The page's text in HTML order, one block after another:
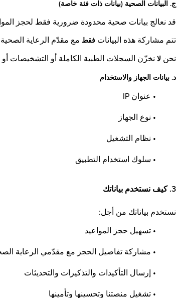
ج. البيانات الصحية (بيانات ذات فئة خاصة)
قد نعالج بيانات صحية محدودة ضرورية فقط لحجز
تتم مشاركة هذه البيانات فقط مع مقدّم الرعاية
نحن لا نخزّن السجلات الطبية الكاملة أو التشخيصات أو
د. بيانات الجهاز والاستخدام
• عنوان IP
• نوع الجهاز
• نظام التشغيل
• سلوك استخدام التطبيق
3. كيف نستخدم بياناتك
نستخدم بياناتك من أجل:
• تسهيل حجز المواعيد
• مشاركة تفاصيل الحجز مع مقدّمي الرعاية
• إرسال التأكيدات والتذكيرات والتحديثات
• تشغيل منصتنا وتحسينها وتأمينها